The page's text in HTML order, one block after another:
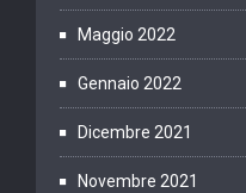
Maggio 2022
Gennaio 2022
Dicembre 2021
Novembre 2021